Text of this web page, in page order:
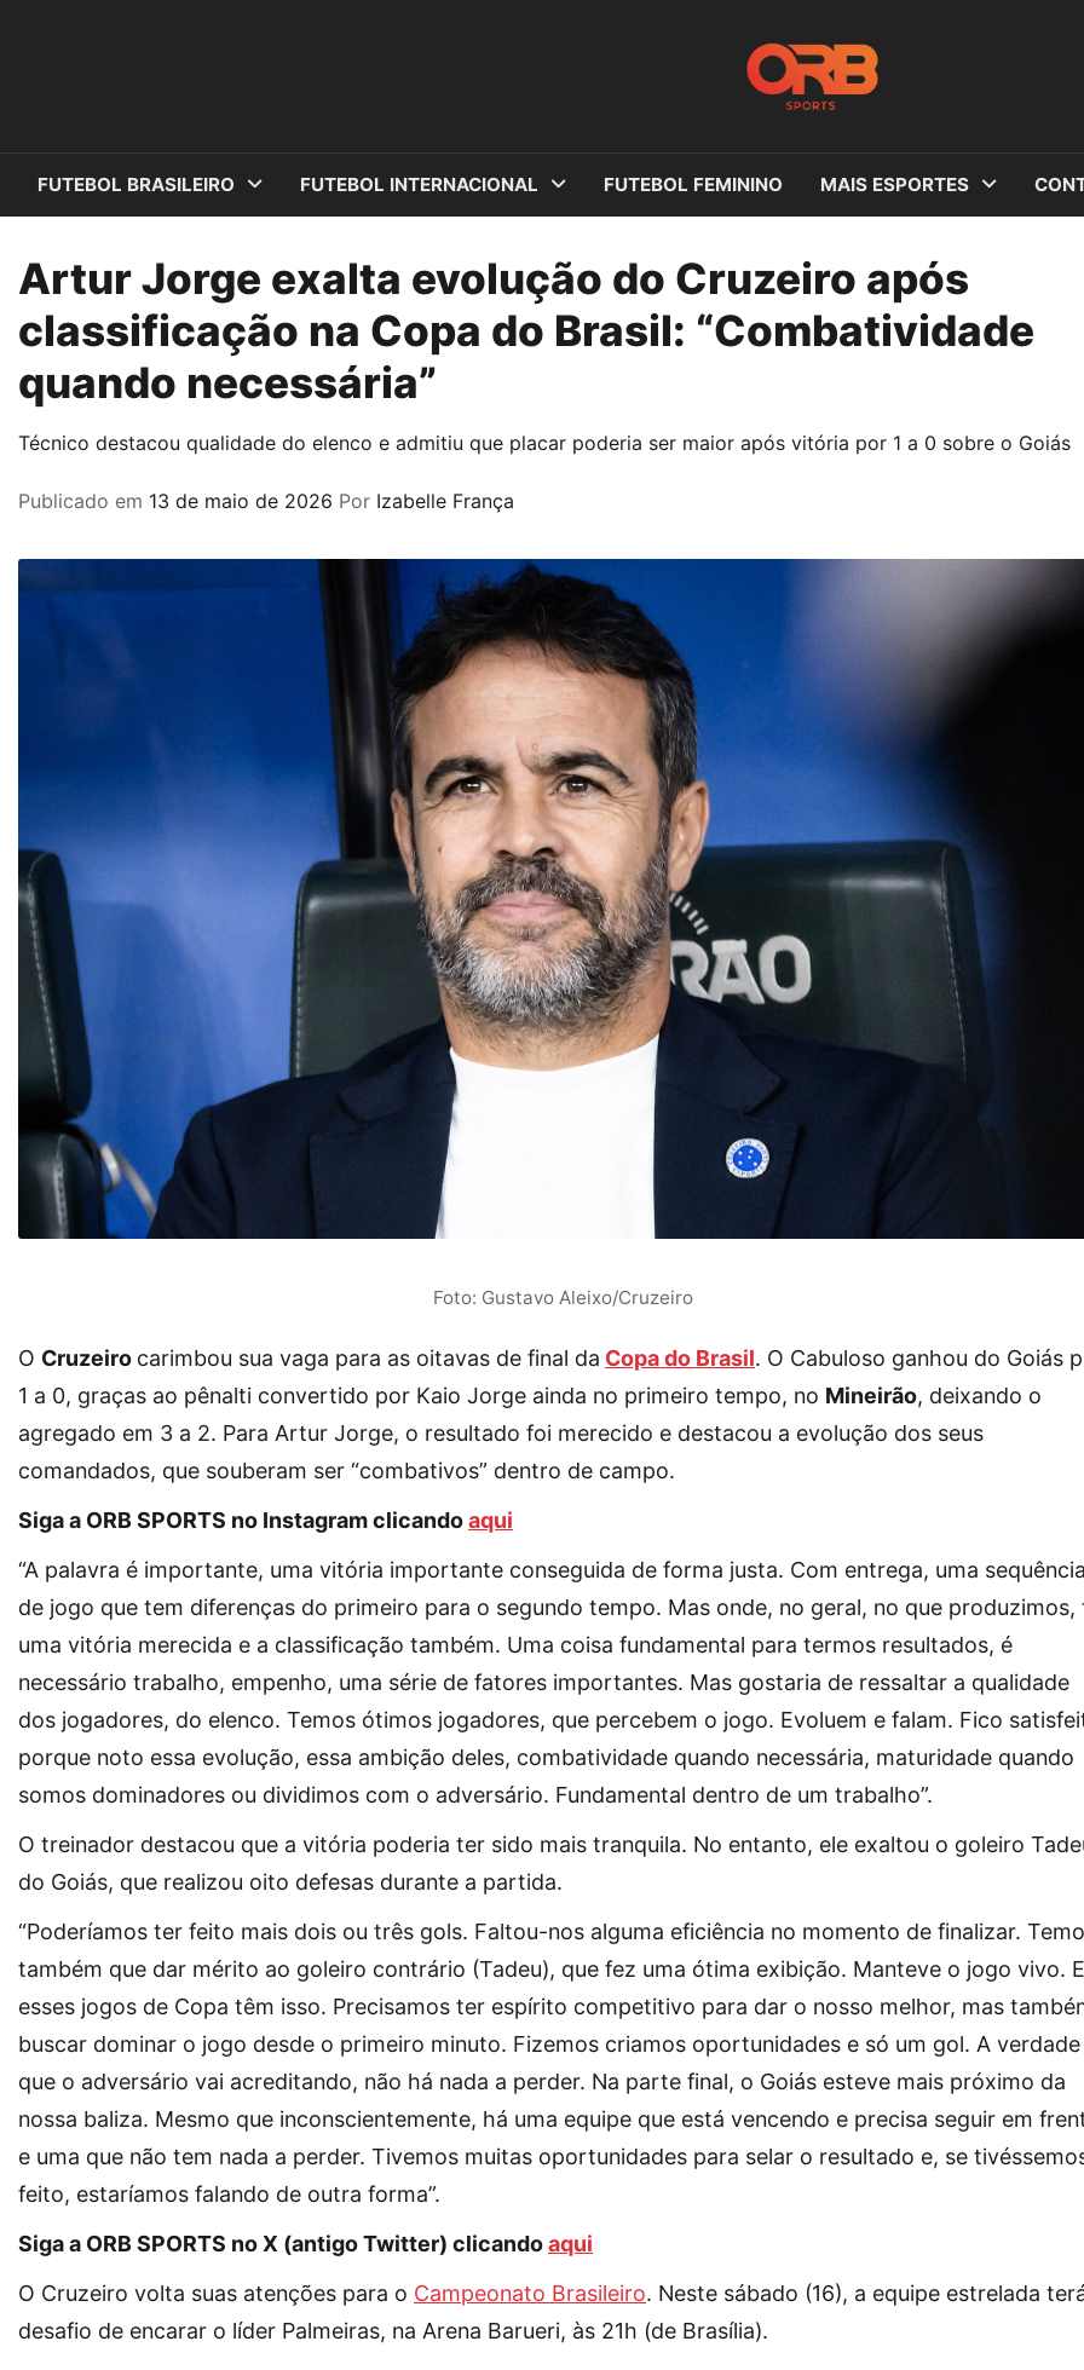
FUTEBOL BRASILEIRO FUTEBOL INTERNACIONAL FUTEBOL FEMININO MAIS ESPORTES
Artur Jorge exalta evolução do Cruzeiro após
classificação na Copa do Brasil: “Combatividade
quando necessária”
Técnico destacou qualidade do elenco e admitiu que placar poderia ser maior após vitória por 1 a 0 sobre o Goiás
Publicado em 13 de maio de 2026 Por Izabelle França
Foto: Gustavo Aleixo/Cruzeiro
O Cruzeiro carimbou sua vaga para as oitavas de final da Copa do Brasil. O Cabuloso ganhou do Goiás
1 a 0, graças ao pênalti convertido por Kaio Jorge ainda no primeiro tempo, no Mineirão, deixando o
agregado em 3 a 2. Para Artur Jorge, o resultado foi merecido e destacou a evolução dos seus
comandados, que souberam ser “combativos” dentro de campo.
Siga a ORB SPORTS no Instagram clicandoaqui
“A palavra é importante, uma vitória importante conseguida de forma justa. Com entrega, uma
de jogo que tem diferenças do primeiro para o segundo tempo. Mas onde, no geral, no que produzimos,
uma vitória merecida e a classificação também. Uma coisa fundamental para termos resultados, é
necessário trabalho, empenho, uma série de fatores importantes. Mas gostaria de ressaltar a qualidade
dos jogadores, do elenco. Temos ótimos jogadores, que percebem o jogo. Evoluem e falam. Fico
porque noto essa evolução, essa ambição deles, combatividade quando necessária, maturidade quando
somos dominadores ou dividimos com o adversário. Fundamental dentro de um trabalho”.
O treinador destacou que a vitória poderia ter sido mais tranquila. No entanto, ele exaltou o goleiro
do Goiás, que realizou oito defesas durante a partida.
“Poderíamos ter feito mais dois ou três gols. Faltou-nos alguma eficiência no momento de finalizar.
também que dar mérito ao goleiro contrário (Tadeu), que fez uma ótima exibição. Manteve o jogo vivo. E
esses jogos de Copa têm isso. Precisamos ter espírito competitivo para dar o nosso melhor, mas
buscar dominar o jogo desde o primeiro minuto. Fizemos criamos oportunidades e só um gol. A verdade
que o adversário vai acreditando, não há nada a perder. Na parte final, o Goiás esteve mais próximo da
nossa baliza. Mesmo que inconscientemente, há uma equipe que está vencendo e precisa seguir em
e uma que não tem nada a perder. Tivemos muitas oportunidades para selar o resultado e, se
feito, estaríamos falando de outra forma”.
Siga a ORB SPORTS no X (antigo Twitter) clicandoaqui
O Cruzeiro volta suas atenções para o Campeonato Brasileiro. Neste sábado (16), a equipe estrelada
desafio de encarar o líder Palmeiras, na Arena Barueri, às 21h (de Brasília).